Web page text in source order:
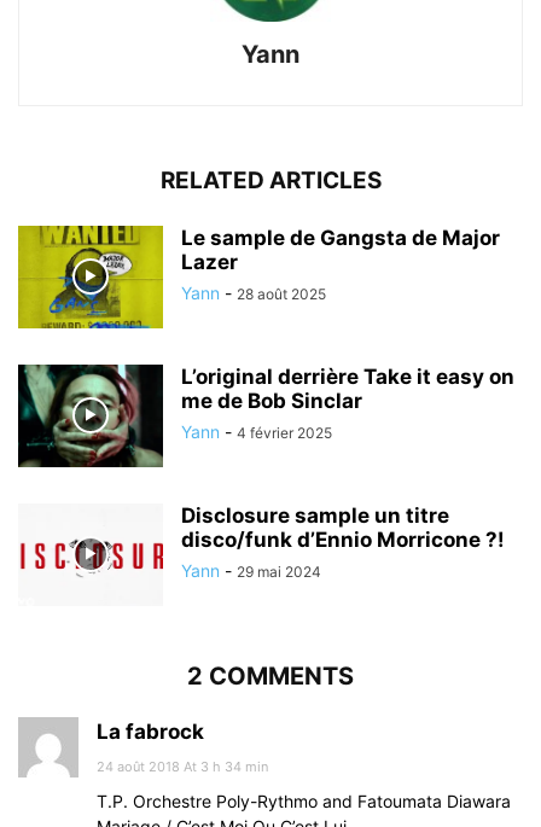
Yann
RELATED ARTICLES
Le sample de Gangsta de Major
Lazer
Yann - 28 août 2025
L’original derrière Take it easy on
me de Bob Sinclar
Yann - 4 février 2025
Disclosure sample un titre
disco/funk d’Ennio Morricone ?!
Yann - 29 mai 2024
2 COMMENTS
La fabrock
24 août 2018 At 3 h 34 min
T.P. Orchestre Poly-Rythmo and Fatoumata Diawara